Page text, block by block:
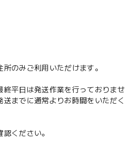
のみご利用いただけます。
平日は発送作業を行っておりませ
までに通常よりお時間をいただく
ください。